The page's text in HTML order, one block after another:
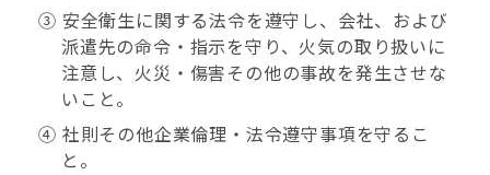
③ 安全衛生に関する法令を遵守し、会社、および
派遣先の命令・指示を守り、火気の取り扱いに
注意し、火災・傷害その他の事故を発生させな
いこと。
④ 社則その他企業倫理・法令遵守事項を守るこ
と。